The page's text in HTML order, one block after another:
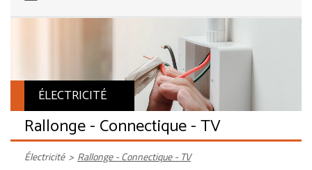
ÉLECTRICITÉ
Rallonge - Connectique - TV
Électricité > Rallonge - Connectique - TV